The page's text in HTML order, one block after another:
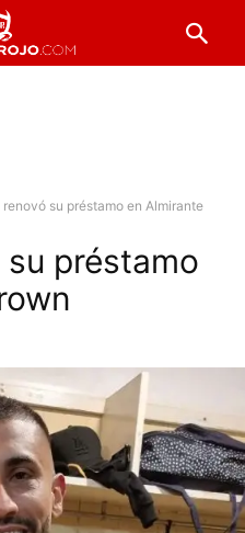
su préstamo en Almirante
préstamo